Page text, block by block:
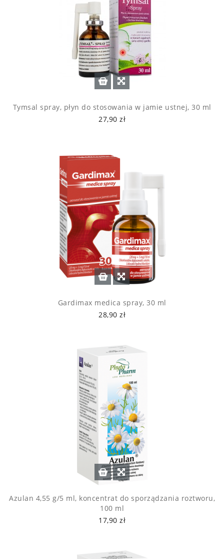
Tymsal spray, płyn do stosowania w jamie ustnej, 30 ml
27,90 zł
Gardimax medica spray, 30 ml
28,90 zł
Azulan 4,55 g/5 ml, koncentrat do sporządzania roztworu,
100 ml
17,90 zł